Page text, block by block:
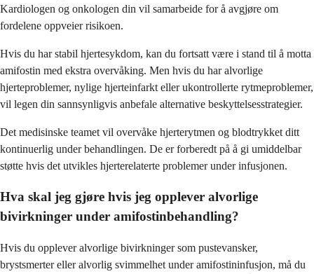
Kardiologen og onkologen din vil samarbeide for å avgjøre om
fordelene oppveier risikoen.
Hvis du har stabil hjertesykdom, kan du fortsatt være i stand til å motta
amifostin med ekstra overvåking. Men hvis du har alvorlige
hjerteproblemer, nylige hjerteinfarkt eller ukontrollerte rytmeproblemer,
vil legen din sannsynligvis anbefale alternative beskyttelsesstrategier.
Det medisinske teamet vil overvåke hjerterytmen og blodtrykket ditt
kontinuerlig under behandlingen. De er forberedt på å gi umiddelbar
støtte hvis det utvikles hjerterelaterte problemer under infusjonen.
Hva skal jeg gjøre hvis jeg opplever alvorlige
bivirkninger under amifostinbehandling?
Hvis du opplever alvorlige bivirkninger som pustevansker,
brystsmerter eller alvorlig svimmelhet under amifostininfusjon, må du